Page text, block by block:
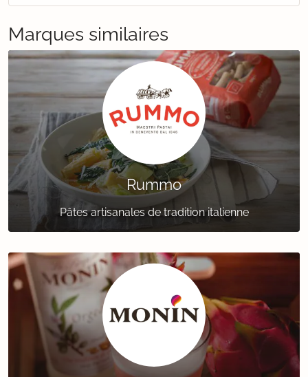
Marques similaires
Rummo
Pâtes artisanales de tradition italienne